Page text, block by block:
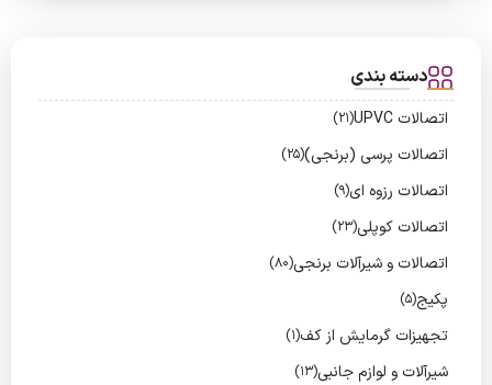
دسته بندی
اتصالات UPVC (21)
اتصالات پرسی (برنجی)(25)
اتصالات رزوه ای(9)
اتصالات کوپلی(23)
اتصالات و شیرآلات برنجی(80)
پکیج(5)
تجهیزات گرمایش از کف(1)
شیرآلات و لوازم جانبی(13)